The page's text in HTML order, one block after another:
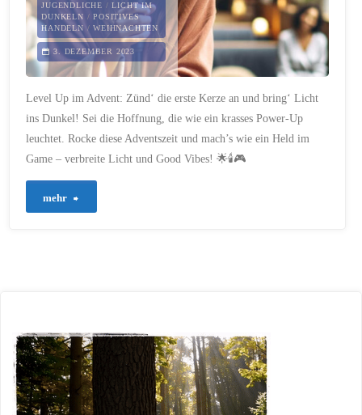
Friedens
an!
✌️
–
Entdeckt
mit
als
episches
Game"
JUGENDLICHE /LICHT IM
DUNKELN /POSITIVES
HANDELN /WEIHNACHTEN
3. DEZEMBER 2023
Level Up im Advent: Zünd‘ die erste Kerze an und bring‘ Licht
ins Dunkel! Sei die Hoffnung, die wie ein krasses Power-Up
leuchtet. Rocke diese Adventszeit und mach’s wie ein Held im
Game – verbreite Licht und Good Vibes! 🌟🕯️🎮
mehr
Level
1